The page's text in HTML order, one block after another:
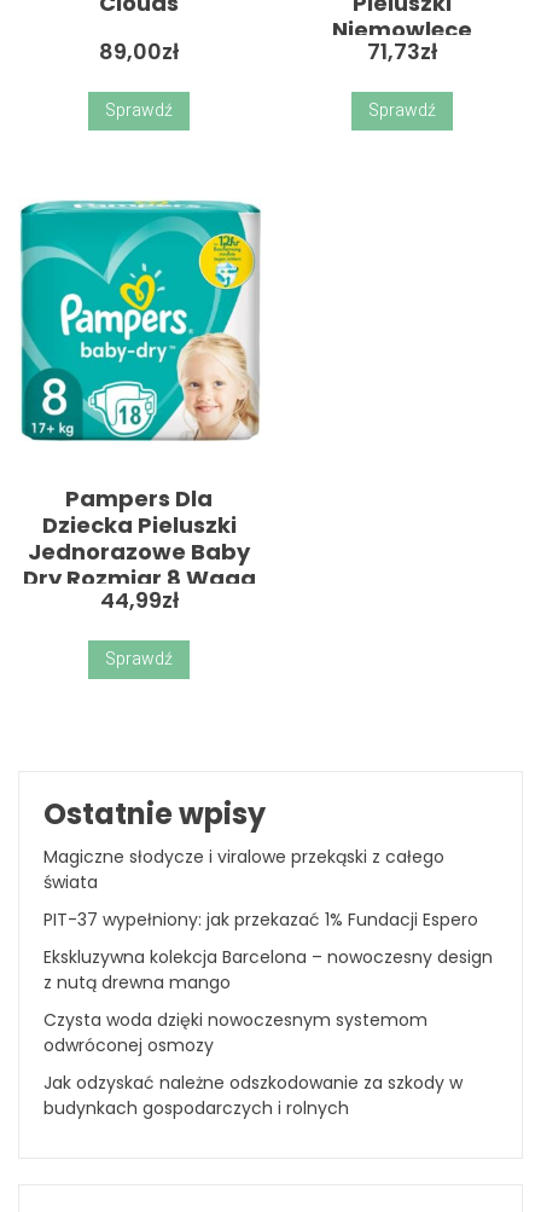
89,00zł
Sprawdź
Niemowlęce
Hydrophilic 70 X Cm
71,73zł
Sprawdź
Pampers Dla
Dziecka Pieluszki
Jednorazowe Baby
Dry Rozmiar 8 Waga
17 +
44,99zł
Sprawdź
Ostatnie wpisy
Magiczne słodycze i viralowe przekąski z całego
świata
PIT-37 wypełniony: jak przekazać 1% Fundacji Espero
Ekskluzywna kolekcja Barcelona – nowoczesny design
z nutą drewna mango
Czysta woda dzięki nowoczesnym systemom
odwróconej osmozy
Jak odzyskać należne odszkodowanie za szkody w
budynkach gospodarczych i rolnych